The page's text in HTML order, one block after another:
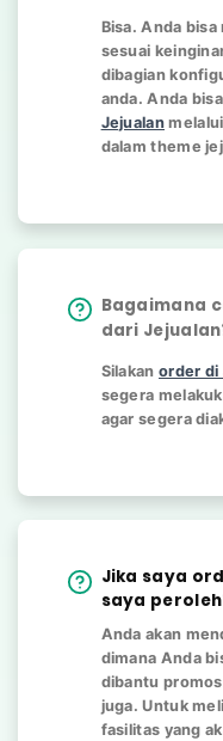
Bisa. Anda
sesuai
dibagian
anda. Anda
Jejualan
dalam theme
Bagaimana
dari
Silakan order di
segera
agar segera
Jika saya
saya
Anda akan
dimana Anda
dibantu
juga. Untuk
fasilitas yang